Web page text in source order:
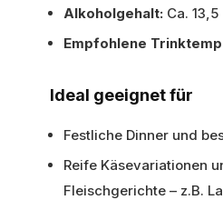
Alkoholgehalt: Ca.
Empfohlene
Ideal geeignet für
Festliche Dinner und
Reife Käsevariationen
Fleischgerichte – z.B.